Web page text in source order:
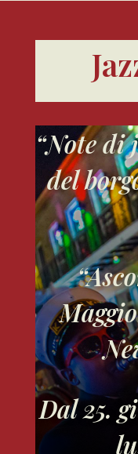
“Note di
del
Dal